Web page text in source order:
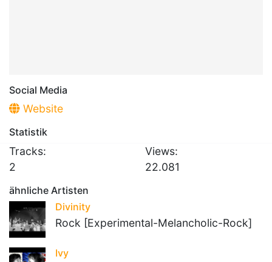
Social Media
Website
Statistik
Tracks:
2
Views:
22.081
ähnliche Artisten
Divinity
Rock [Experimental-Melancholic-Rock]
Ivy